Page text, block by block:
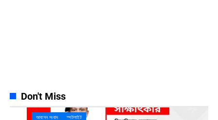
Don't Miss
আবাসন সংবাদ স্পটলাইট